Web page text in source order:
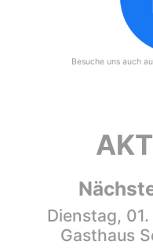
Besuche uns auch
Dienstag,
Gasthaus